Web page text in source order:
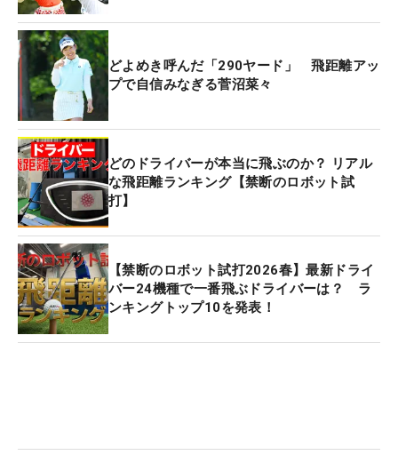
どよめき呼んだ「290ヤード」 飛距離アッ
プで自信みなぎる菅沼菜々
どのドライバーが本当に飛ぶのか？ リアル
な飛距離ランキング【禁断のロボット試
打】
【禁断のロボット試打2026春】最新ドライ
バー24機種で一番飛ぶドライバーは？ ラ
ンキングトップ10を発表！